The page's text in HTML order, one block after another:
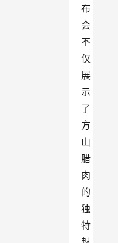
布
会
不
仅
展
示
了
方
山
腊
肉
的
独
特